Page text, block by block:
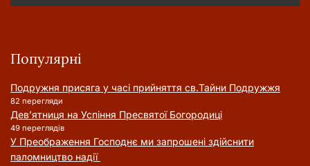
Популярні
Подружня присягa у часі прийняття cв.Тайни Подружжя
82 перегляди
Дев’ятниця на Успіння Пресвятої Богородиці
49 переглядів
У Преображення Господнє ми запрошені здійснити
паломництво надії